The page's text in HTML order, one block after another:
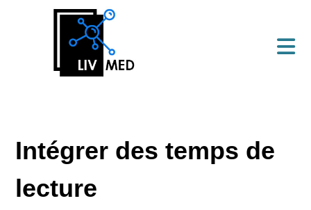
Intégrer des temps de
lecture